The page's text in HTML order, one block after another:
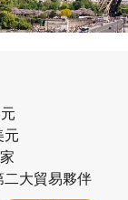
元
大貿易夥伴